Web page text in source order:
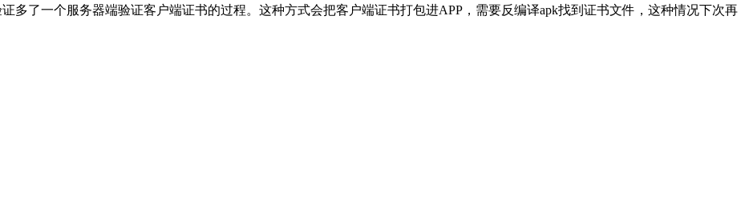
证多了一个服务器端验证客户端证书的过程。这种方式会把客户端证书打包进APP，需要反编译apk找到证书文件，这种情况下次再